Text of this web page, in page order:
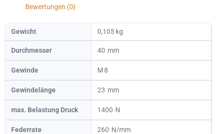
Bewertungen (0)
Gewicht 0,105 kg
Durchmesser 40
Gewinde 8
Gewindelänge 23
max. Belastung Druck 1400
Federrate 260